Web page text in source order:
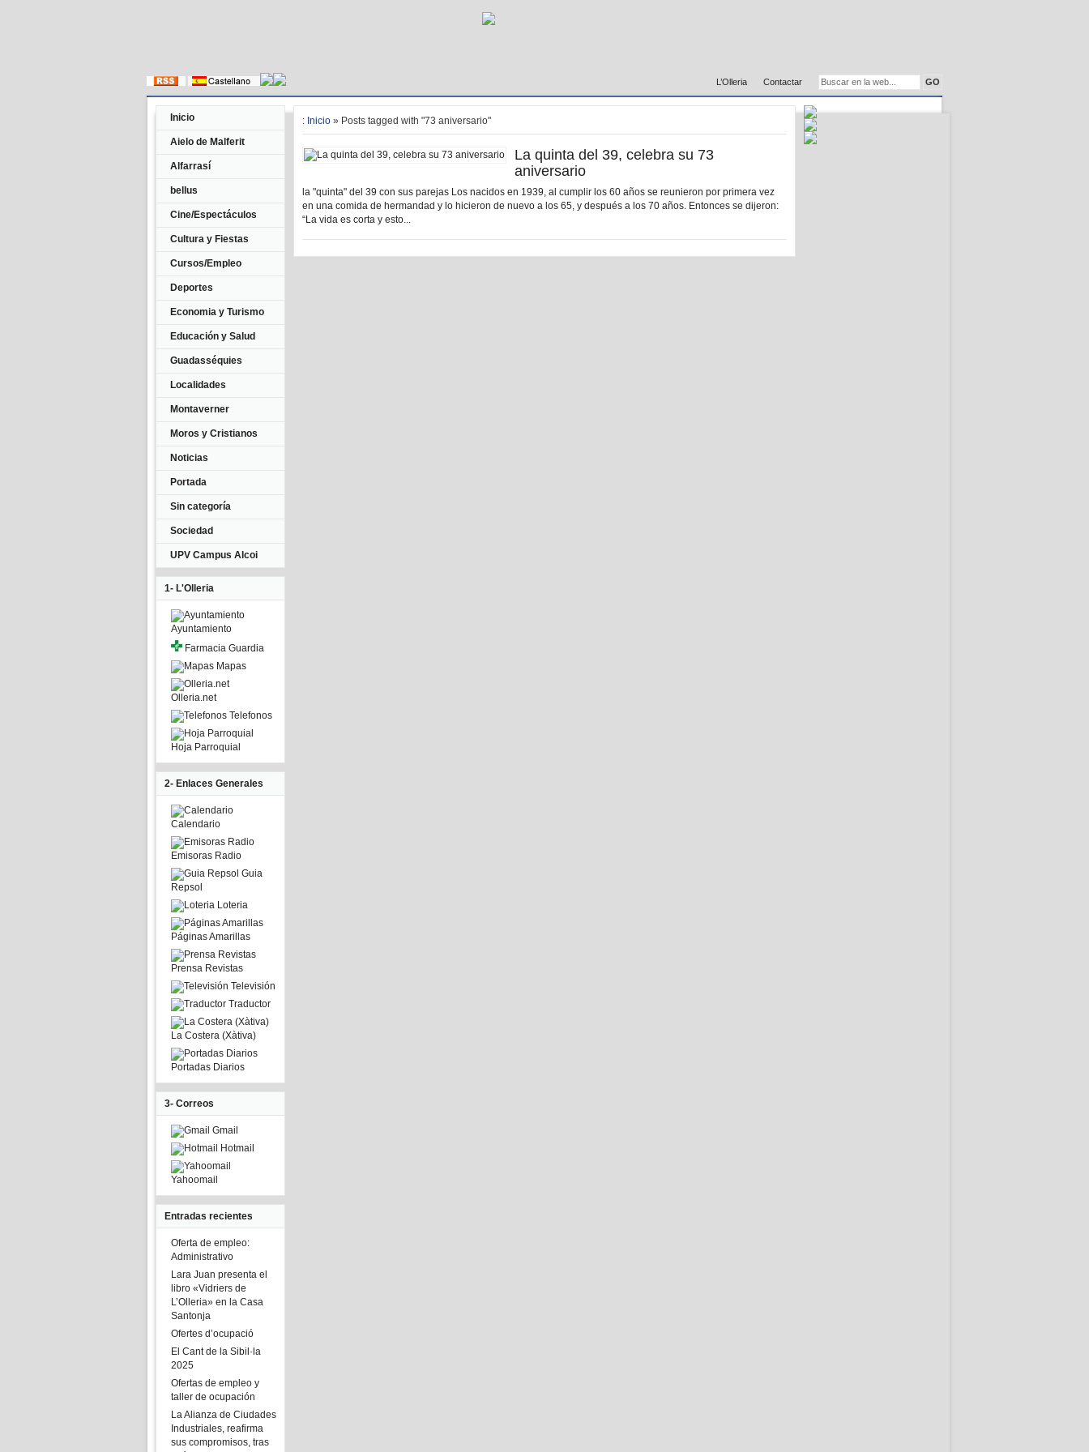
L’Olleria Contactar
Inicio
Aielo de Malferit
Alfarrasí
bellus
Cine/Espectáculos
Cultura y Fiestas
Cursos/Empleo
Deportes
Economia y Turismo
Educación y Salud
Guadasséquies
Localidades
Montaverner
Moros y Cristianos
Noticias
Portada
Sin categoría
Sociedad
UPV Campus Alcoi
1- L'Olleria
Ayuntamiento
Farmacia Guardia
Mapas
Olleria.net
Telefonos
Hoja Parroquial
2- Enlaces Generales
Calendario
Emisoras Radio
Guia
Repsol
Loteria
Páginas Amarillas
Prensa Revistas
Televisión
Traductor
La Costera (Xàtiva)
Portadas Diarios
3- Correos
Gmail
Hotmail
Yahoomail
Entradas recientes
Oferta de empleo:
Administrativo
Lara Juan presenta el
libro «Vidriers de
L’Olleria» en la Casa
Santonja
Ofertes d’ocupació
El Cant de la Sibil·la
2025
Ofertas de empleo y
taller de ocupación
La Alianza de Ciudades
Industriales, reafirma
sus compromisos, tras
: Inicio » Posts tagged with "73 aniversario"
La quinta del 39, celebra su 73
aniversario
la "quinta" del 39 con sus parejas Los nacidos en 1939, al cumplir los 60 años se reunieron por primera vez
en una comida de hermandad y lo hicieron de nuevo a los 65, y después a los 70 años. Entonces se dijeron:
“La vida es corta y esto...